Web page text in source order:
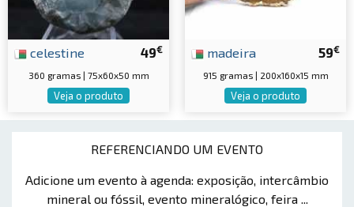
REFERENCIANDO UM EVENTO
Adicione um evento à agenda: exposição, intercâmbio
mineral ou fóssil, evento mineralógico, feira ...
49€
celestine
360 gramas | 75x60x50 mm
Veja o produto
59€
madeira
915 gramas | 200x160x15 mm
Veja o produto